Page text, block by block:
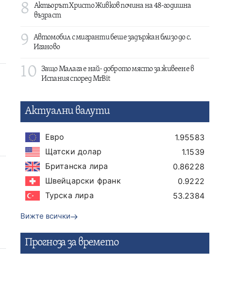
8
Актьорът Христо Живков почина на 48-годишна
възраст
9
Автомобил с мигранти беше задържан близо до с.
Иганово
10
Защо Малага е най- доброто място за живеене в
Испания според MrBit
Актуални валути
Евро
1.95583
Щатски долар
1.1539
Британска лира
0.86228
Швейцарски франк
0.9222
Турска лира
53.2384
Вижте всички
Прогнозa за времето